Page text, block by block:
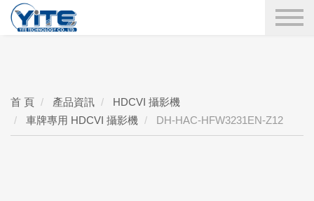
YITE Technology
首 頁 產品資訊
HDCVI 攝影機
車牌專用 HDCVI 攝影機
DH-HAC-HFW3231EN-Z12